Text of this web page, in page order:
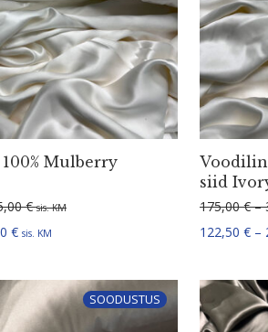
Mulberry
€Hinnavahemik: 105,00 € kuni 155,00 €
sis. KM
€Hinnavahemik: 52,50 € kuni 77,50 €
sis. KM
siid
175,00€ –
122,50 € –
SOODUSTUS